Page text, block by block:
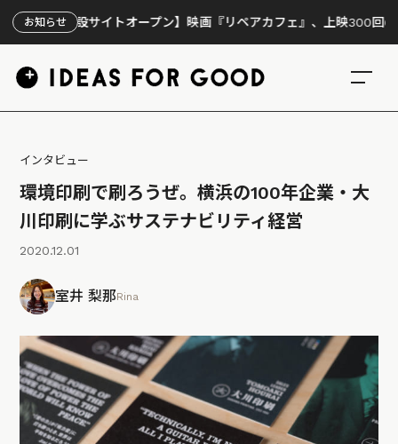
お知らせ
サイトオープン】映画『リペアカフェ』、上映300回の先で見えてき
インタビュー
環境印刷で刷ろうぜ。横浜の100年企業・大
川印刷に学ぶサステナビリティ経営
2020.12.01
室井 梨那Rina